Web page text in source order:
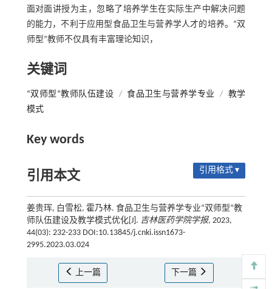
面对面讲授为主，忽略了培养学生在实际生产中解决问题
的能力，不利于应用型食品卫生与营养学人才的培养。“双
师型”教师不仅具有丰富理论知识，
关键词
“双师型”教师队伍建设 / 食品卫生与营养学专业 / 教学
模式
Key words
引用本文 引用格式 ▾
姜贵珲, 白雪松, 霍乃林. 食品卫生与营养学专业“双师型”教
师队伍建设及教学模式优化[J]. 吉林医药学院学报, 2023,
44(03): 232-233 DOI:10.13845/j.cnki.issn1673-
2995.2023.03.024
上一篇 下一篇